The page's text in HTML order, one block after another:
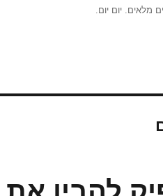
מלאים. יום יום.